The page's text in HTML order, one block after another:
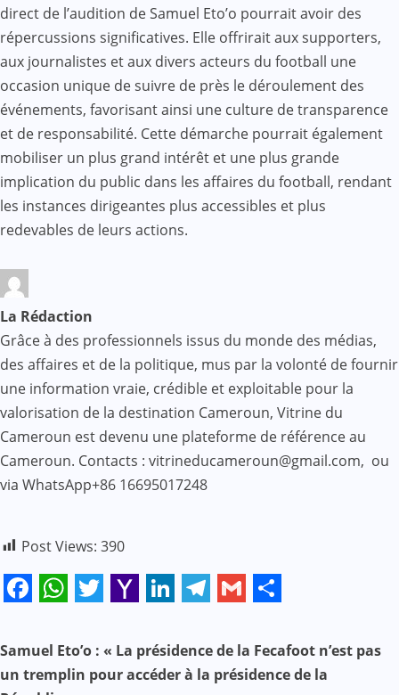
direct de l’audition de Samuel Eto’o pourrait avoir des
répercussions significatives. Elle offrirait aux supporters,
aux journalistes et aux divers acteurs du football une
occasion unique de suivre de près le déroulement des
événements, favorisant ainsi une culture de transparence
et de responsabilité. Cette démarche pourrait également
mobiliser un plus grand intérêt et une plus grande
implication du public dans les affaires du football, rendant
les instances dirigeantes plus accessibles et plus
redevables de leurs actions.
La Rédaction
Grâce à des professionnels issus du monde des médias,
des affaires et de la politique, mus par la volonté de fournir
une information vraie, crédible et exploitable pour la
valorisation de la destination Cameroun, Vitrine du
Cameroun est devenu une plateforme de référence au
Cameroun. Contacts : vitrineducameroun@gmail.com, ou
via WhatsApp+86 16695017248
Post Views: 390
Mail
N
a
Samuel Eto’o : « La présidence de la Fecafoot n’est pas
un tremplin pour accéder à la présidence de la